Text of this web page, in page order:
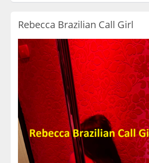
Rebecca Brazilian Call Girl